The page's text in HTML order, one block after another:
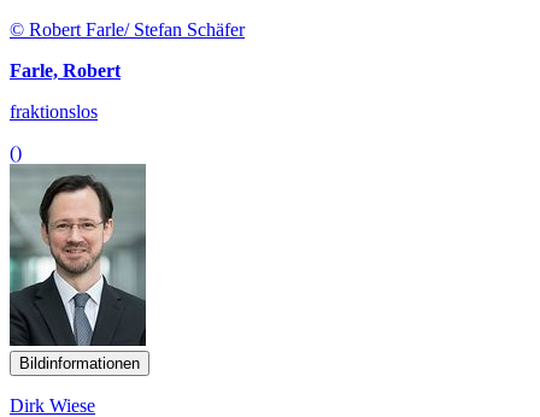
© Robert Farle/ Stefan Schäfer
Farle, Robert
fraktionslos
()
Bildinformationen
Dirk Wiese